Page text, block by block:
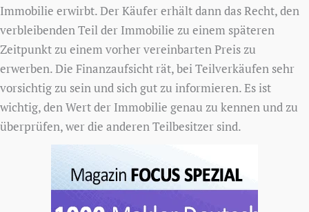
Immobilie erwirbt. Der Käufer erhält dann das Recht, den
verbleibenden Teil der Immobilie zu einem späteren
Zeitpunkt zu einem vorher vereinbarten Preis zu
erwerben. Die Finanzaufsicht rät, bei Teilverkäufen sehr
vorsichtig zu sein und sich gut zu informieren. Es ist
wichtig, den Wert der Immobilie genau zu kennen und zu
überprüfen, wer die anderen Teilbesitzer sind.